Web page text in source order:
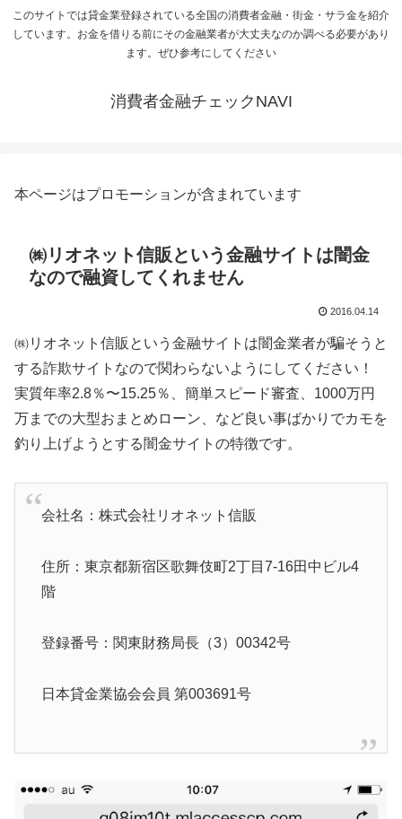
このサイトでは貸金業登録されている全国の消費者金融・街金・サラ金を紹介
しています。お金を借りる前にその金融業者が大丈夫なのか調べる必要があり
ます。ぜひ参考にしてください
消費者金融チェックNAVI
本ページはプロモーションが含まれています
㈱リオネット信販という金融サイトは闇金
なので融資してくれません
2016.04.14
㈱リオネット信販という金融サイトは闇金業者が騙そうと
する詐欺サイトなので関わらないようにしてください！
実質年率2.8％〜15.25％、簡単スピード審査、1000万円
万までの大型おまとめローン、など良い事ばかりでカモを
釣り上げようとする闇金サイトの特徴です。
会社名：株式会社リオネット信販
住所：東京都新宿区歌舞伎町2丁目7-16田中ビル4
階
登録番号：関東財務局長（3）00342号
日本貸金業協会会員 第003691号